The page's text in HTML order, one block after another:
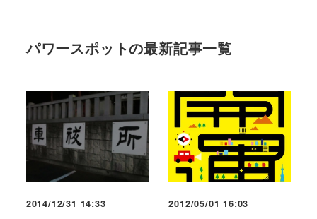
パワースポットの最新記事一覧
2014/12/31 14:33 2012/05/01 16:03